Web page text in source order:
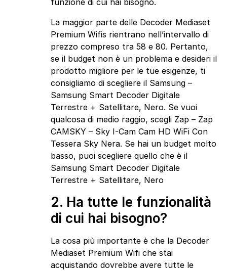
funzione di cui hai bisogno.
La maggior parte delle Decoder Mediaset
Premium Wifis rientrano nell’intervallo di
prezzo compreso tra 58 e 80. Pertanto,
se il budget non è un problema e desideri il
prodotto migliore per le tue esigenze, ti
consigliamo di scegliere il Samsung –
Samsung Smart Decoder Digitale
Terrestre + Satellitare, Nero. Se vuoi
qualcosa di medio raggio, scegli Zap – Zap
CAMSKY – Sky I-Cam Cam HD WiFi Con
Tessera Sky Nera. Se hai un budget molto
basso, puoi scegliere quello che è il
Samsung Smart Decoder Digitale
Terrestre + Satellitare, Nero
2. Ha tutte le funzionalità
di cui hai bisogno?
La cosa più importante è che la Decoder
Mediaset Premium Wifi che stai
acquistando dovrebbe avere tutte le